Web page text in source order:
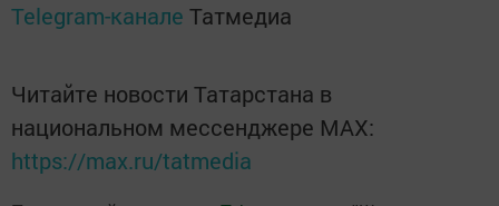
Telegram-канале Татмедиа
Читайте новости Татарстана в
национальном мессенджере MАХ:
https://max.ru/tatmedia